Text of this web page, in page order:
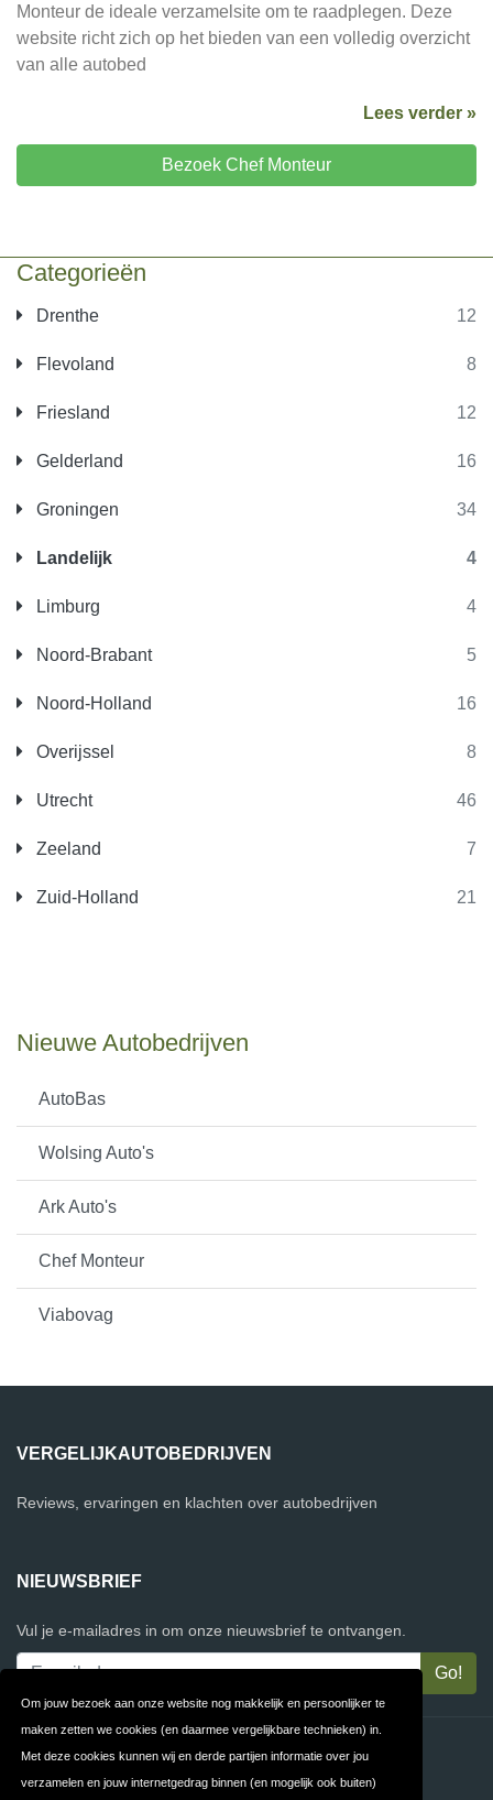
Om jouw bezoek aan onze website nog makkelijk en persoonlijker te
maken zetten we cookies (en daarmee vergelijkbare technieken) in.
Met deze cookies kunnen wij en derde partijen informatie over jou
verzamelen en jouw internetgedrag binnen (en mogelijk ook buiten)
Categorieën
Drenthe 12
Flevoland 8
Friesland 12
Gelderland 16
Groningen 34
Landelijk 4
Limburg 4
Noord-Brabant 5
Noord-Holland 16
Overijssel 8
Utrecht 46
Zeeland 7
Zuid-Holland 21
Nieuwe Autobedrijven
AutoBas
Wolsing Auto's
Ark Auto's
Chef Monteur
Viabovag
Monteur de ideale verzamelsite om te raadplegen. Deze
website richt zich op het bieden van een volledig overzicht
van alle autobed
Lees verder »
Bezoek Chef Monteur
VERGELIJKAUTOBEDRIJVEN
Reviews, ervaringen en klachten over autobedrijven
NIEUWSBRIEF
Vul je e-mailadres in om onze nieuwsbrief te ontvangen.
Contact Privacy
Algemene FAQ